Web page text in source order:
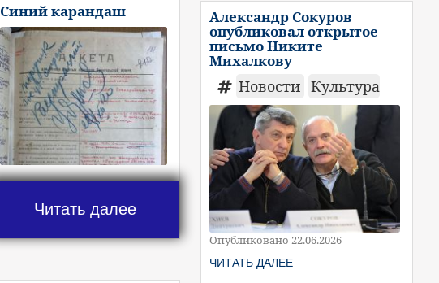
Синий карандаш
Читать далее
Александр Сокуров
опубликовал открытое
письмо Никите
Михалкову
Новости Культура
Опубликовано 22.06.2026
ЧИТАТЬ ДАЛЕЕ